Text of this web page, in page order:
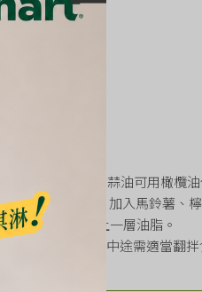
醃。
進烤箱加熱(沒有蒜油可用橄欖
5-7分鐘後翻面，加入馬鈴薯、
讓食材都能裹上一層油脂。
馬鈴薯熟透出爐(中途需適當翻